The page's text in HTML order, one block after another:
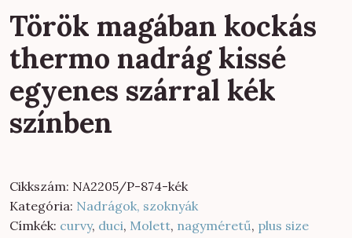
Török magában kockás
thermo nadrág kissé
egyenes szárral kék
színben
Cikkszám: NA2205/P-874-kék
Kategória: Nadrágok, szoknyák
Címkék: curvy, duci, Molett, nagyméretű, plus size